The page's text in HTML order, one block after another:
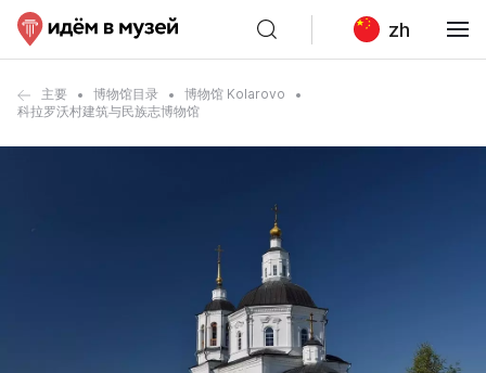
zh
主要 博物馆目录
博物馆 Kolarovo
科拉罗沃村建筑与民族志博物馆